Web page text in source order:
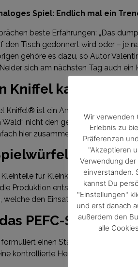
Spiel: Endlich mal ein
beste Erfahrungen: „Das
den Tisch gedonnert wird oder – je
gehöre es dazu, so Autor
sich am nächsten Tag auch ein
Kniffel kaufen?
Kniffel® ist ein Angebot der
Wald“ nicht den geschützten
hier zusammen mit Würfeln und
zu
für Kleinkinder wegen der
Produktion entsprechend der
den Einsatz von Phthalaten
PEFC-Siegel auf
formuliert einen Standard für
kontrollierte Herkunft aus
Wir verwenden
Erlebnis zu
Präferenzen
"Akzeptieren
Verwendung
einverstanden.
kannst Du
"Einstellungen"
und erst danach
außerdem den
alle